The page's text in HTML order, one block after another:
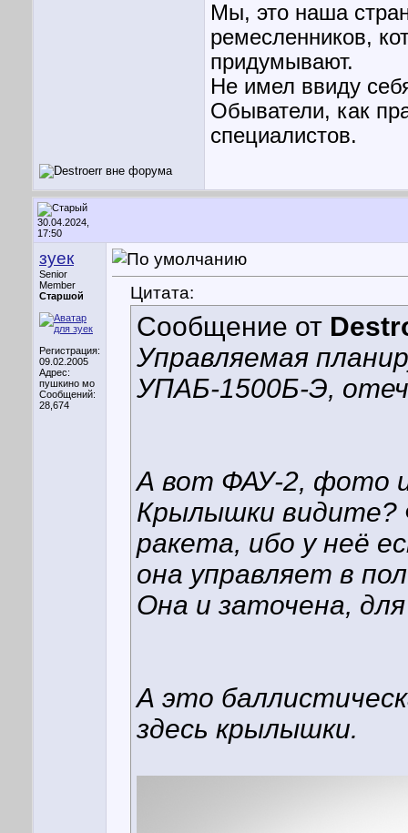
Мы, это наша
ремесленников,
придумывают.
Не имел ввиду
Обыватели, как
специалистов.
30.04.2024,
17:50
зуек
Senior
Member
Старшой
Регистрация:
09.02.2005
Адрес:
пушкино мо
Сообщений:
28,674
Цитата:
Сообщение от
Управляемая
УПАБ-1500Б-Э,
А вот ФАУ-2, фото
Крылышки видите?
ракета, ибо у неё
она управляет в
Она и заточена,
А это
здесь крылышки.